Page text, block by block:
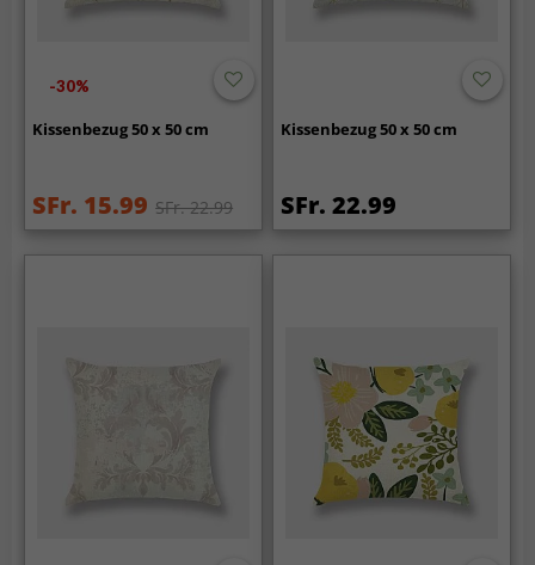
-30%
Kissenbezug 50 x 50 cm
SFr. 15.99 SFr. 22.99
Kissenbezug 50 x 50 cm
SFr. 22.99